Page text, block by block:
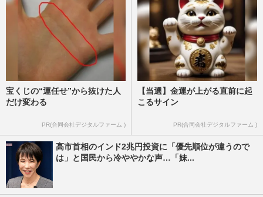
週刊女性PRIME 2026/8/5
宝くじの“運任せ”から抜けた人
だけ変わる
PR(合同会社デジタルファーム )
【当選】金運が上がる直前に起
こるサイン
PR(合同会社デジタルファーム )
高市首相のインド2兆円投資に「優先順位が違うので
は」と国民から冷ややかな声…「妹...